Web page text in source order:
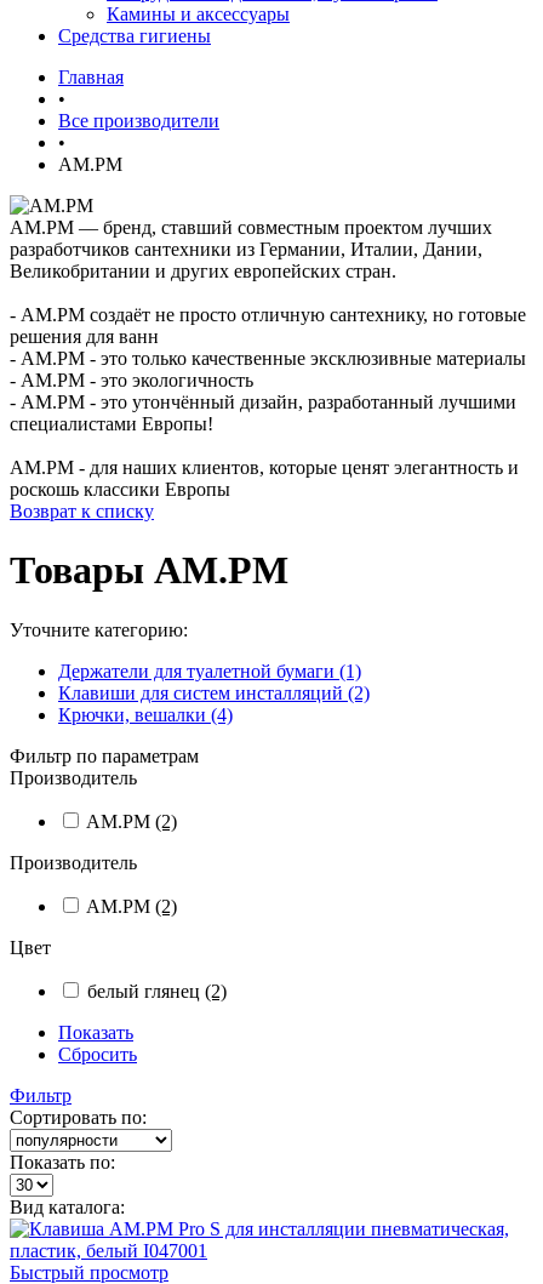
Камины и аксессуары
Средства гигиены
Главная
•
Все производители
•
AM.PM
AM.PM — бренд, ставший совместным проектом лучших
разработчиков сантехники из Германии, Италии, Дании,
Великобритании и других европейских стран.
- AM.PM создаёт не просто отличную сантехнику, но готовые
решения для ванн
- AM.PM - это только качественные эксклюзивные материалы
- AM.PM - это экологичность
- AM.PM - это утончённый дизайн, разработанный лучшими
специалистами Европы!
AM.PM - для наших клиентов, которые ценят элегантность и
роскошь классики Европы
Возврат к списку
Товары AM.PM
Уточните категорию:
Держатели для туалетной бумаги (1)
Клавиши для систем инсталляций (2)
Крючки, вешалки (4)
Фильтр по параметрам
Производитель
AM.PM (2)
Производитель
AM.PM (2)
Цвет
белый глянец (2)
Показать
Сбросить
Фильтр
Сортировать по:
Показать по:
Вид каталога:
Быстрый просмотр